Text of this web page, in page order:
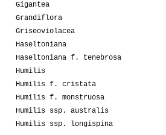
Gigantea
Grandiflora
Griseoviolacea
Haseltoniana
Haseltoniana f. tenebrosa
Humilis
Humilis f. cristata
Humilis f. monstruosa
Humilis ssp. australis
Humilis ssp. longispina